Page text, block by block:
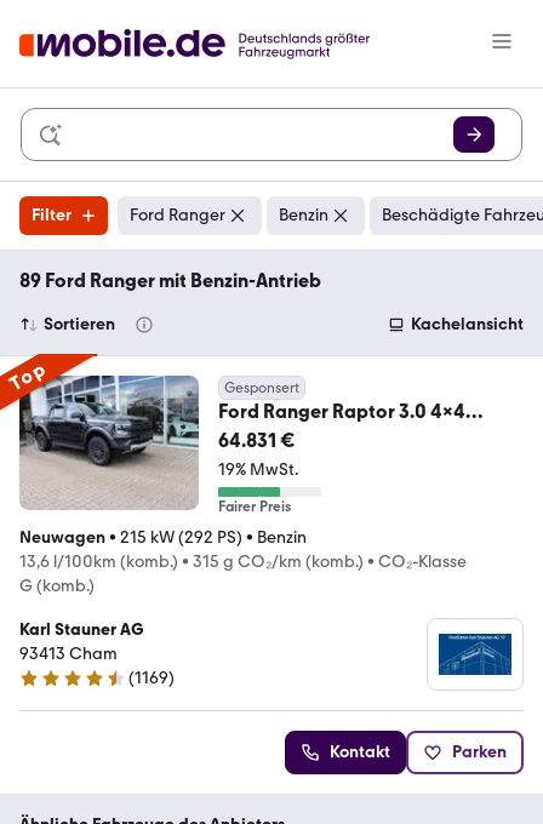
Filter Ford Ranger Benzin Beschädigte
89 Ford Ranger mit Benzin-Antrieb
Sortieren Kachelansicht
Top Gesponsert
Ford Ranger Raptor 3.0 4x4
Raptor-Paket AHK
64.831 €
19% MwSt.
Fairer Preis
Neuwagen• 215 kW (292 PS) • Benzin
13,6 l/100km (komb.) • 315 g CO₂/km (komb.) • CO₂-Klasse
G (komb.)
Karl Stauner AG
93413 Cham
4.4 Sterne
(1169)
Kontakt Parken